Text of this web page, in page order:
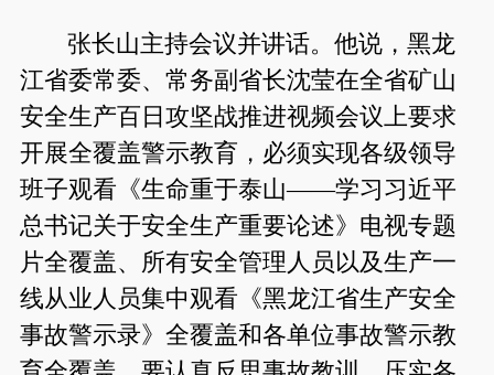
张长山主持会议并讲话。他说，黑龙
江省委常委、常务副省长沈莹在全省矿山
安全生产百日攻坚战推进视频会议上要求
开展全覆盖警示教育，必须实现各级领导
班子观看《生命重于泰山——学习习近平
总书记关于安全生产重要论述》电视专题
片全覆盖、所有安全管理人员以及生产一
线从业人员集中观看《黑龙江省生产安全
事故警示录》全覆盖和各单位事故警示教